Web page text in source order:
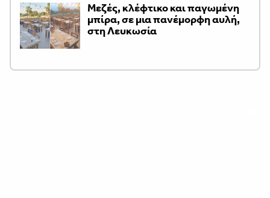
Μεζές, κλέφτικο και παγωμένη
μπίρα, σε μια πανέμορφη αυλή,
στη Λευκωσία